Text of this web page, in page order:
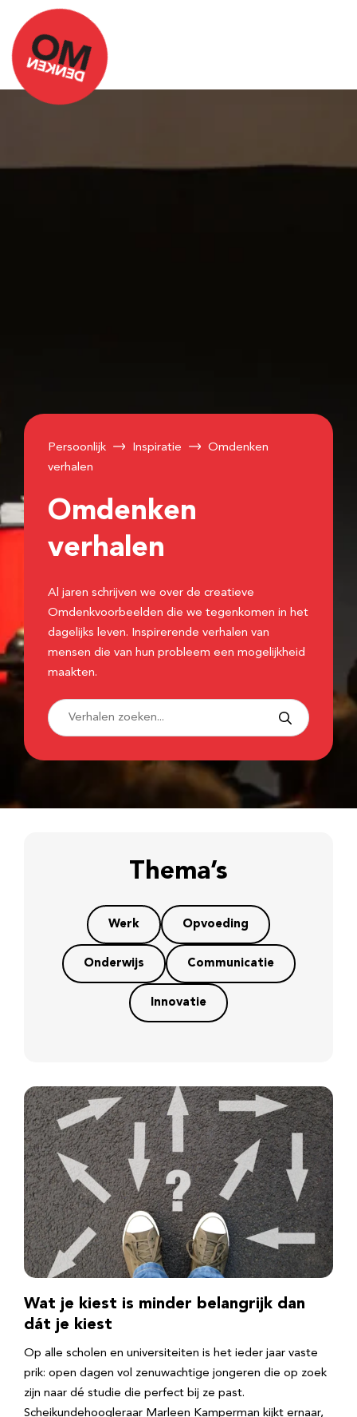
Persoonlijk Inspiratie
Omdenken
verhalen
Omdenken
verhalen
Al jaren schrijven we over de creatieve
Omdenkvoorbeelden die we tegenkomen in het
dagelijks leven. Inspirerende verhalen van
mensen die van hun probleem een mogelijkheid
maakten.
Thema’s
Werk Opvoeding
Onderwijs Communicatie
Innovatie
Wat je kiest is minder belangrijk dan
dát je kiest
Op alle scholen en universiteiten is het ieder jaar vaste
prik: open dagen vol zenuwachtige jongeren die op zoek
zijn naar dé studie die perfect bij ze past.
Scheikundehoogleraar Marleen Kamperman kijkt ernaar,